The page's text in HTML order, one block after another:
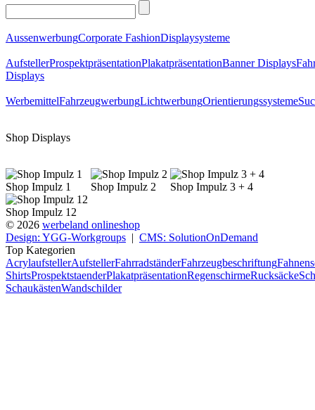
AussenwerbungCorporate FashionDisplaysysteme
AufstellerProspektpräsentationPlakatpräsentationBanner Displays
Displays
WerbemittelFahrzeugwerbungLichtwerbungOrientierungssysteme
Shop Displays
Shop Impulz 1 Shop Impulz 2 Shop Impulz 3 + 4
Shop Impulz 12
© 2026 werbeland onlineshop
Design: YGG-Workgroups | CMS: SolutionOnDemand
Top Kategorien
AcrylaufstellerAufstellerFahrradständerFahrzeugbeschriftung
ShirtsProspektstaenderPlakatpräsentationRegenschirmeRucksäcke
SchaukästenWandschilder